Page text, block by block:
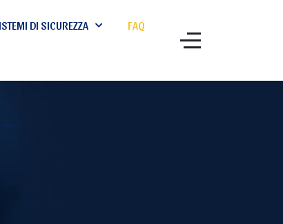
DI SICUREZZA FAQ